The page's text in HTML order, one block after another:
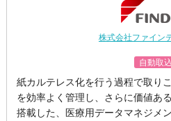
株式会社ファイン
自動取込
紙カルテレス化を行う過程で取り
を効率よく管理し、さらに価値あ
搭載した、医療用データマネジメ